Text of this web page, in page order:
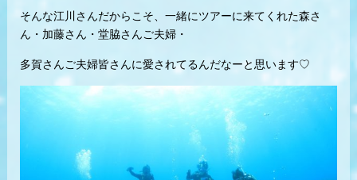
そんな江川さんだからこそ、一緒にツアーに来てくれた森さ
ん・加藤さん・堂脇さんご夫婦・
多賀さんご夫婦皆さんに愛されてるんだなーと思います♡